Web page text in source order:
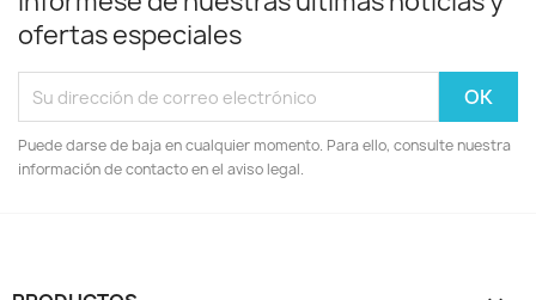
ofertas especiales
Puede darse de baja en cualquier momento. Para ello, consulte nuestra
información de contacto en el aviso legal.